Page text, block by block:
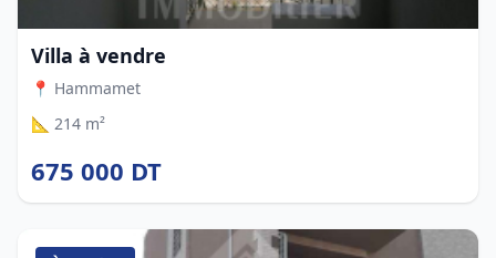
Villa à vendre
📍 Hammamet
📐 214 m²
675 000 DT